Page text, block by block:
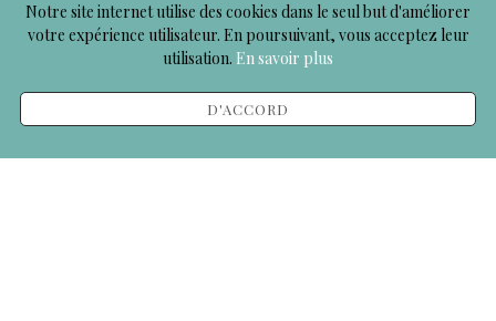
Notre site internet utilise des cookies dans le seul but d'améliorer
votre expérience utilisateur. En poursuivant, vous acceptez leur
utilisation. En savoir plus
D'ACCORD